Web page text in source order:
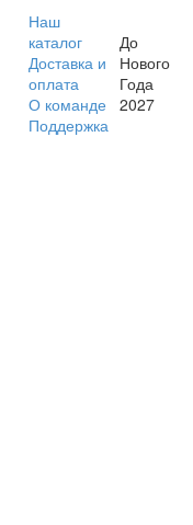
Наш
каталог
Доставка и
оплата
О команде
Поддержка
До
Нового
Года
2027